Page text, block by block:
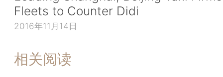
Fleets to Counter Didi
2016年11月14日
相关阅读